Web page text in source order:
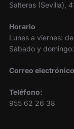
Salteras (Sevilla),
Horario
Lunes a viernes:
Sábado y
Correo
Teléfono:
955 62 26 38